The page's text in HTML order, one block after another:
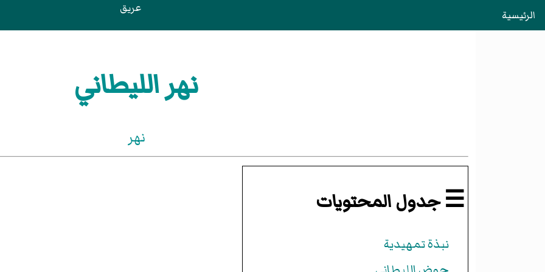
الرئيسية عريق
نهر الليطاني
نهر
☰ جدول المحتويات
نبذة تمهيدية